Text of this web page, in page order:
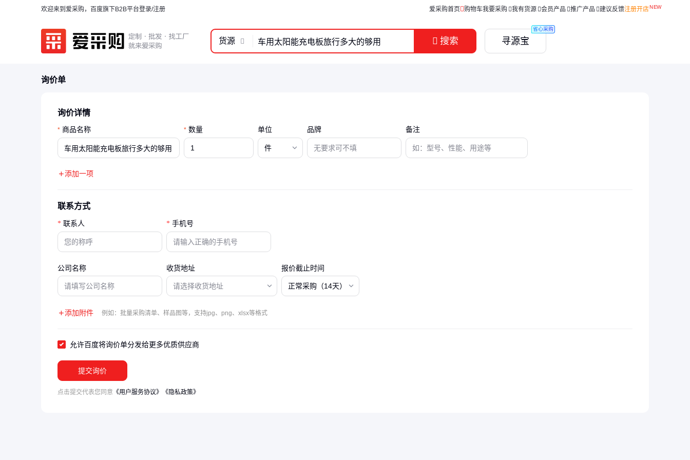
欢迎来到爱采购，百度旗下B2B平台登录/注册 爱采购首页 购物车我要采购 我有货源 会员产品 推广产品 建议反馈注册开店
搜索 寻源宝
省心采购
货源
询价单
询价详情
* 商品名称 * 数量 单位 品牌 备注
件
添加一项
联系方式
联系人 手机号
公司名称 收货地址 报价截止时间
正常采购（14天）
添加附件 例如：批量采购清单、样品图等，支持jpg、png、xlsx等格式
允许百度将询价单分发给更多优质供应商
提交询价
点击提交代表您同意 《用户服务协议》 《隐私政策》